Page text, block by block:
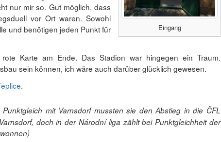
Eingang
nur mir so. Gut möglich, dass
vor Ort waren. Sowohl
und benötigen jeden Punkt für
Karte am Ende. Das Stadion war hingegen ein Traum.
sein können, ich wäre auch darüber glücklich gewesen.
.
mit Varnsdorf mussten sie den Abstieg in die ČFL
doch in der Národní liga zählt bei Punktgleichheit der